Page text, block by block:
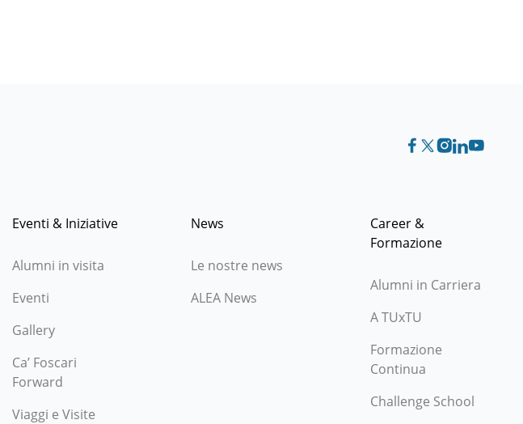
Eventi & Iniziative
Alumni in visita
Eventi
Gallery
Ca’ Foscari
Forward
Viaggi e Visite
News
Le nostre news
ALEA News
Career &
Formazione
Alumni in Carriera
A TUxTU
Formazione
Continua
Challenge School